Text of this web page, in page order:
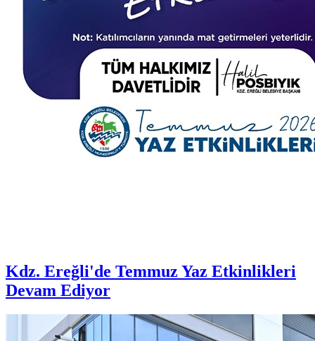
Kdz. Ereğli'de Temmuz Yaz Etkinlikleri
Devam Ediyor